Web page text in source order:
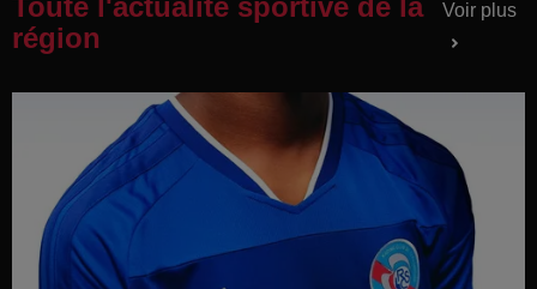
Toute l'actualité sportive de la
région
Voir plus